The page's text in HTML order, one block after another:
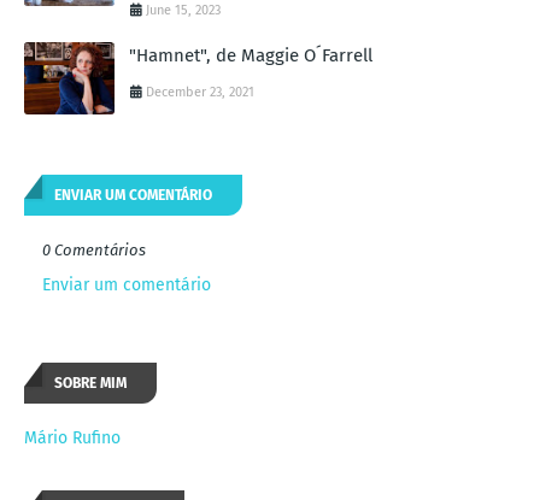
June 15, 2023
"Hamnet", de Maggie O´Farrell
December 23, 2021
ENVIAR UM COMENTÁRIO
0 Comentários
Enviar um comentário
SOBRE MIM
Mário Rufino